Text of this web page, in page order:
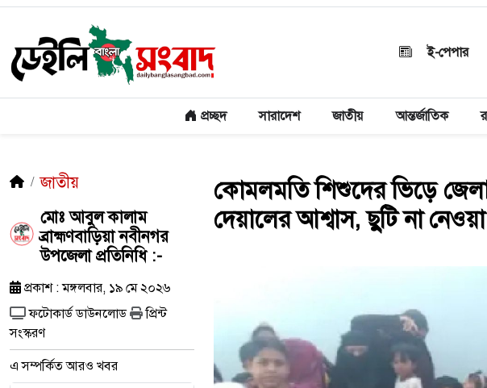
ই-পেপার
প্রচ্ছদ সারাদেশ জাতীয় আন্তর্জাতিক
জাতীয়
মোঃ আবুল কালাম
ব্রাহ্মণবাড়িয়া নবীনগর
উপজেলা প্রতিনিধি :-
প্রকাশ : মঙ্গলবার, ১৯ মে ২০২৬
ফটোকার্ড ডাউনলোড
প্রিন্ট
সংস্করণ
এ সম্পর্কিত আরও খবর
কোমলমতি শিশুদের ভিড়ে
দেয়ালের আশ্বাস, ছুটি না